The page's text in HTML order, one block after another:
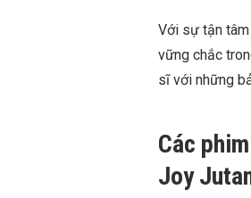
Với sự tận
vững chắc
sĩ với những
Các
Joy